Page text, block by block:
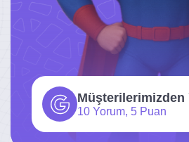
Müşterilerimizden
10 Yorum, 5 Puan